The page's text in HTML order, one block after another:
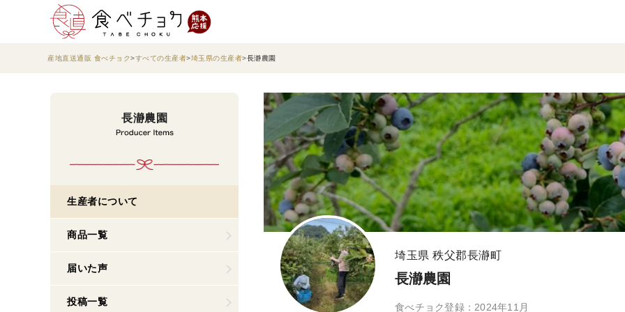
産地直送通販 食べチョク すべての生産者 埼玉県の生産者 長瀞農園
埼玉県 秩父郡長瀞町
長瀞農園
食べチョク登録：2024年11月
長瀞農園
生産者について
商品一覧
届いた声
投稿一覧